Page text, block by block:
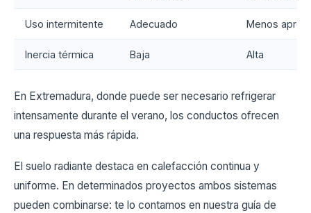
Uso intermitente Adecuado Menos
Inercia térmica Baja Alta
En Extremadura, donde puede ser necesario refrigerar
intensamente durante el verano, los conductos ofrecen
una respuesta más rápida.
El suelo radiante destaca en calefacción continua y
uniforme. En determinados proyectos ambos sistemas
pueden combinarse: te lo contamos en nuestra guía de